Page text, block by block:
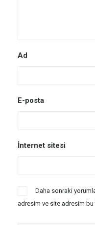
Ad
E-posta
İnternet sitesi
Daha sonraki
adresim ve site adresim bu